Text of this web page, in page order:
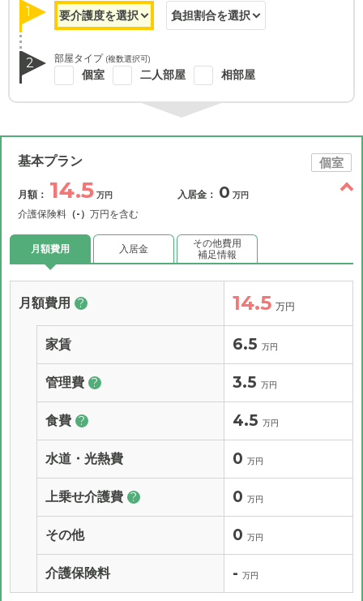
1
2 部屋タイプ (複数選択可)
個室 二人部屋 相部屋
基本プラン 個室
月額： 14.5 万円
介護保険料 （-） 万円を含む
入居金： 0 万円
月額費用 入居金
その他費用
補足情報
月額費用 ? 14.5 万円
家賃 6.5 万円
管理費 ? 3.5 万円
食費 ? 4.5 万円
水道・光熱費 0 万円
上乗せ介護費 ? 0 万円
その他 0 万円
介護保険料 - 万円